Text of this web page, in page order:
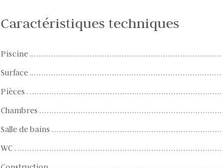
Caractéristiques techniques
Piscine
Surface
Pièces
Chambres
Salle de bains
WC